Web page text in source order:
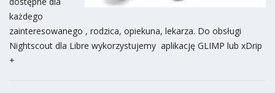
każdego
zainteresowanego , rodzica, opiekuna, lekarza. Do obsługi
Nightscout dla Libre wykorzystujemy aplikację GLIMP lub xDrip
+